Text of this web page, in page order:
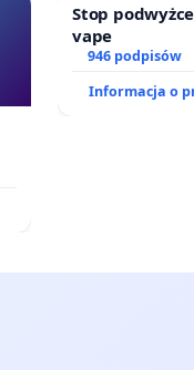
Stop
vape
946 podpisów
Informacja o